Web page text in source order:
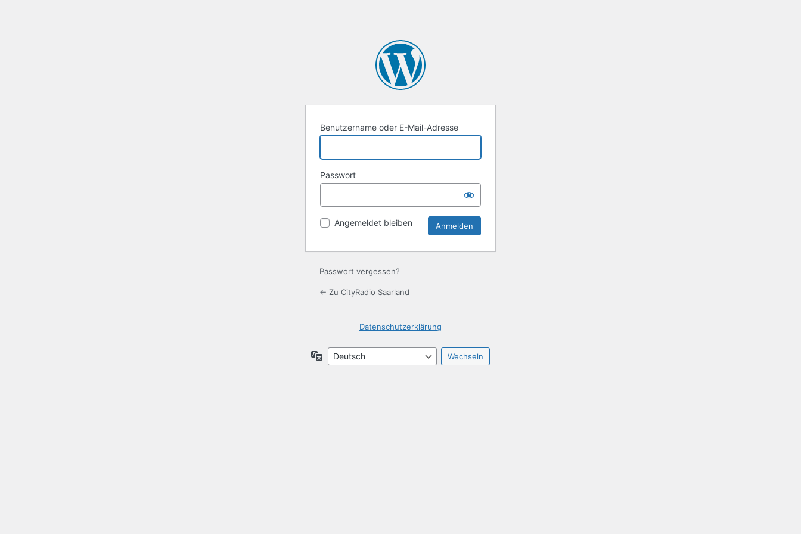
Benutzername oder E-Mail-Adresse
Passwort
Angemeldet bleiben
Passwort vergessen?
← Zu CityRadio Saarland
Datenschutzerklärung
Sprache